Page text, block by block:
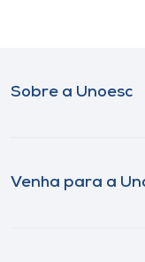
Sobre a Unoesc
Venha para a